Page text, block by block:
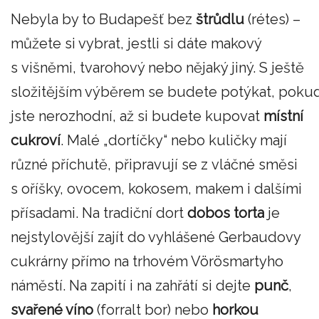
Nebyla by to Budapešť bez štrůdlu (rétes) –
můžete si vybrat, jestli si dáte makový
s višněmi, tvarohový nebo nějaký jiný. S ještě
složitějším výběrem se budete potýkat,
jste nerozhodní, až si budete kupovat místní
cukroví. Malé „dortíčky“ nebo kuličky mají
různé příchutě, připravují se z vláčné směsi
s oříšky, ovocem, kokosem, makem i dalšími
přísadami. Na tradiční dort dobos torta je
nejstylovější zajít do vyhlášené Gerbaudovy
cukrárny přímo na trhovém Vörösmartyho
náměstí. Na zapití i na zahřátí si dejte punč,
svařené víno (forralt bor) nebo horkou